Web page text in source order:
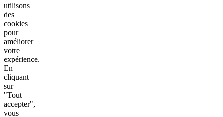
utilisons
des
cookies
pour
améliorer
votre
expérience.
En
cliquant
sur
"Tout
accepter",
vous